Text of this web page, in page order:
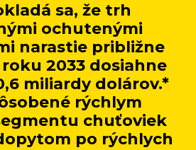
sa, že trh
ochutenými
narastie približne
roku 2033 dosiahne
miliardy dolárov.*
rýchlym
chuťoviek
po rýchlych